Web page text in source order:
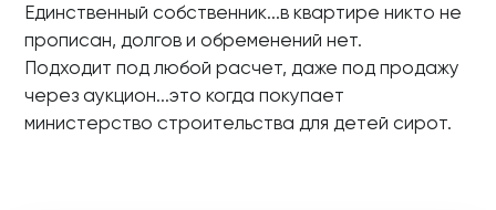
Единственный собственник...в квартире никто не
прописан, долгов и обременений нет.
Подходит под любой расчет, даже под продажу
через аукцион...это когда покупает
министерство строительства для детей сирот.